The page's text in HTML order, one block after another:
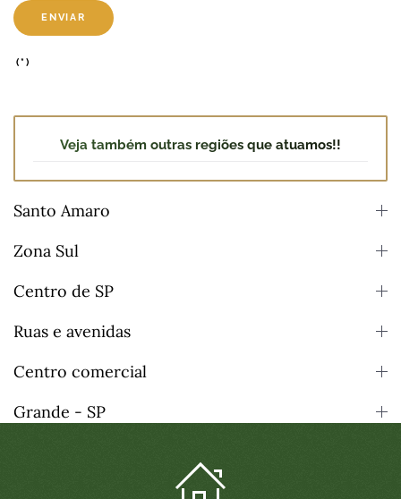
ENVIAR
(*)
Veja também outras regiões que atuamos!!
Santo Amaro
Zona Sul
Centro de SP
Ruas e avenidas
Centro comercial
Grande - SP